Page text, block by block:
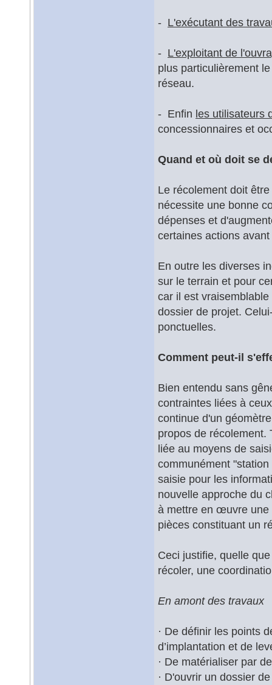
- L'exécutant des
- L'exploitant de
plus particulièrement
réseau.
- Enfin les utilisateurs
concessionnaires et
Quand et où doit se
Le récolement doit
nécessite une bonne
dépenses et
certaines actions
En outre les diverses
sur le terrain et pour
car il est
dossier de projet.
ponctuelles.
Comment peut-il
Bien entendu sans
contraintes liées à
continue d'un
propos de récolement.
liée au moyens de
communément
saisie pour les
nouvelle approche du
à mettre en œuvre une
pièces constituant un
Ceci justifie, quelle
récoler, une
En amont des travaux
· De définir les points
d’implantation et de
· De matérialiser par
· D'ouvrir un dossier